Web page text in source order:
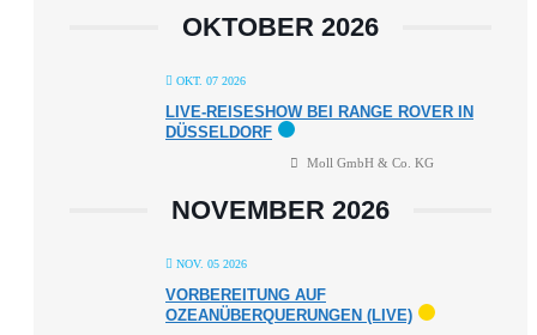
OKTOBER 2026
OKT. 07 2026
LIVE-REISESHOW BEI RANGE ROVER IN
DÜSSELDORF
Moll GmbH & Co. KG
NOVEMBER 2026
NOV. 05 2026
VORBEREITUNG AUF
OZEANÜBERQUERUNGEN (LIVE)